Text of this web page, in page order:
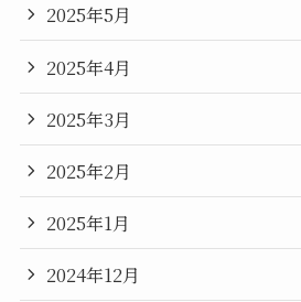
2025年5月
2025年4月
2025年3月
2025年2月
2025年1月
2024年12月